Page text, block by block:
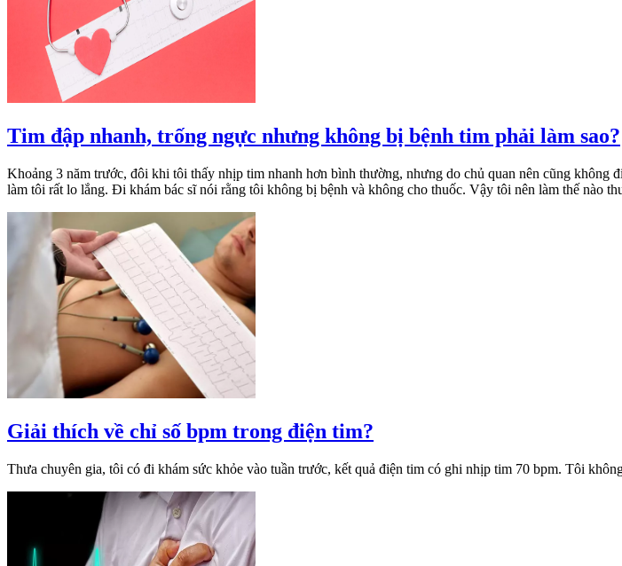
Tim đập nhanh, trống ngực nhưng không bị bệnh tim phải làm sao?
Khoảng 3 năm trước, đôi khi tôi thấy nhịp tim nhanh hơn bình thường, nhưng do chủ quan nên cũng
làm tôi rất lo lắng. Đi khám bác sĩ nói rằng tôi không bị bệnh và không cho thuốc. Vậy tôi nên làm thế nào
Giải thích về chỉ số bpm trong điện tim?
Thưa chuyên gia, tôi có đi khám sức khỏe vào tuần trước, kết quả điện tim có ghi nhịp tim 70 bpm. Tôi